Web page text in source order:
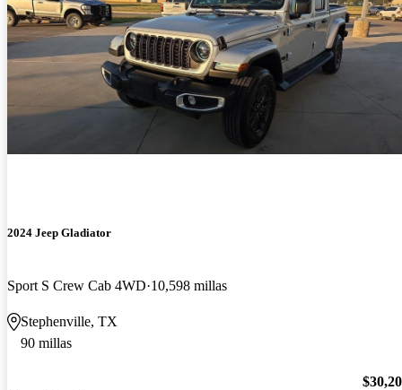
2024 Jeep Gladiator
Sport S Crew Cab 4WD 10,598 millas
Stephenville, TX
90 millas